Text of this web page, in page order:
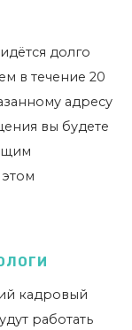
долго
в течение 20
адресу
вы будете
кадровый
работать